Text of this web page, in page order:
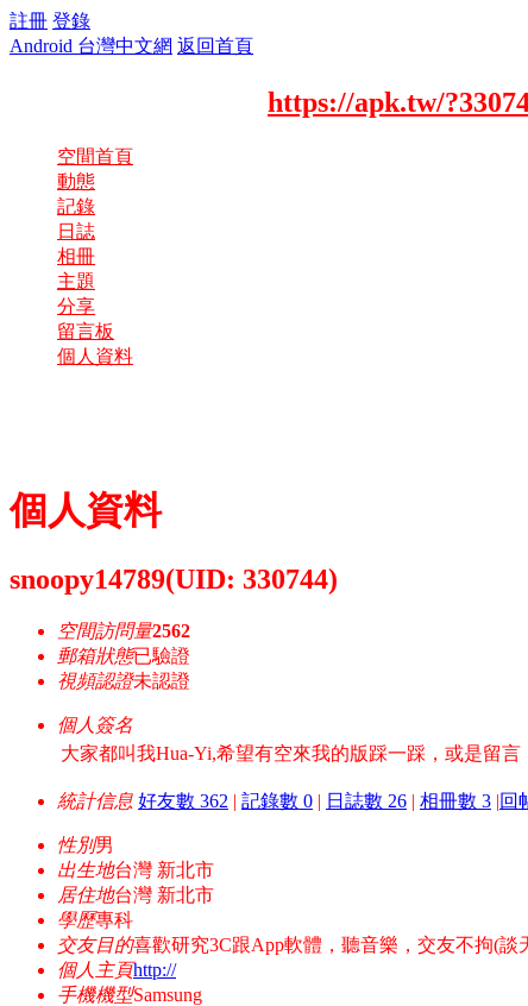
註冊 登錄
Android 台灣中文網 返回首頁
https://apk.tw/
空間首頁
動態
記錄
日誌
相冊
主題
分享
留言板
個人資料
個人資料
snoopy14789(UID: 330744)
空間訪問量2562
郵箱狀態已驗證
視頻認證未認證
個人簽名
大家都叫我Hua-Yi,希望有空來我的版踩一踩，或是留
統計信息 好友數 362 | 記錄數 0 | 日誌數 26 | 相冊數 3 |回
性別男
出生地台灣 新北市
居住地台灣 新北市
學歷專科
交友目的喜歡研究3C跟App軟體，聽音樂，交友不拘(談
個人主頁http://
手機機型Samsung